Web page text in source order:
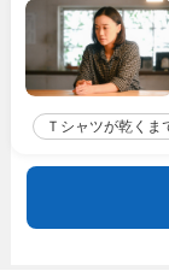
Ｔシャツが乾くま